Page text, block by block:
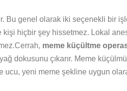
Bu genel olarak iki seçenekli bir
hiçbir şey hissetmez. Lokal
meme küçültme
dokusunu çıkarır. Meme
yeni meme şekline uygun